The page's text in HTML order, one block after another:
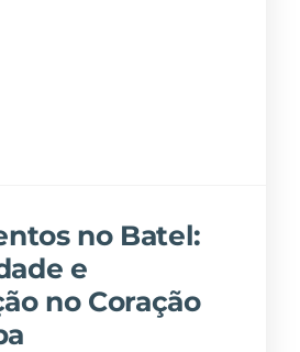
no Batel:
e
no Coração